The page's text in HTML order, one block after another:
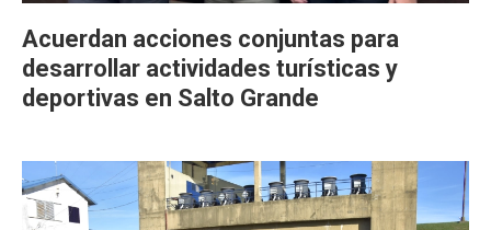
Acuerdan acciones conjuntas para
desarrollar actividades turísticas y
deportivas en Salto Grande